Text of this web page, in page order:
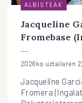
ALBISTEAK
Jacqueline
Fromebase
2026ko uztailaren
Jacqueline
Fromera